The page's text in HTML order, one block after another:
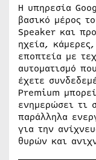
Η υπηρεσία
βασικό μέρος
Speaker και
ηχεία,
εποπτεία με
αυτοματισμό
έχετε
Premium
ενημερώσει τι
παράλληλα
για την
θυρών και